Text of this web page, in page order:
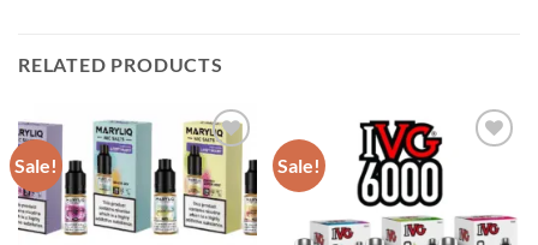
RELATED PRODUCTS
Sale! Sale!